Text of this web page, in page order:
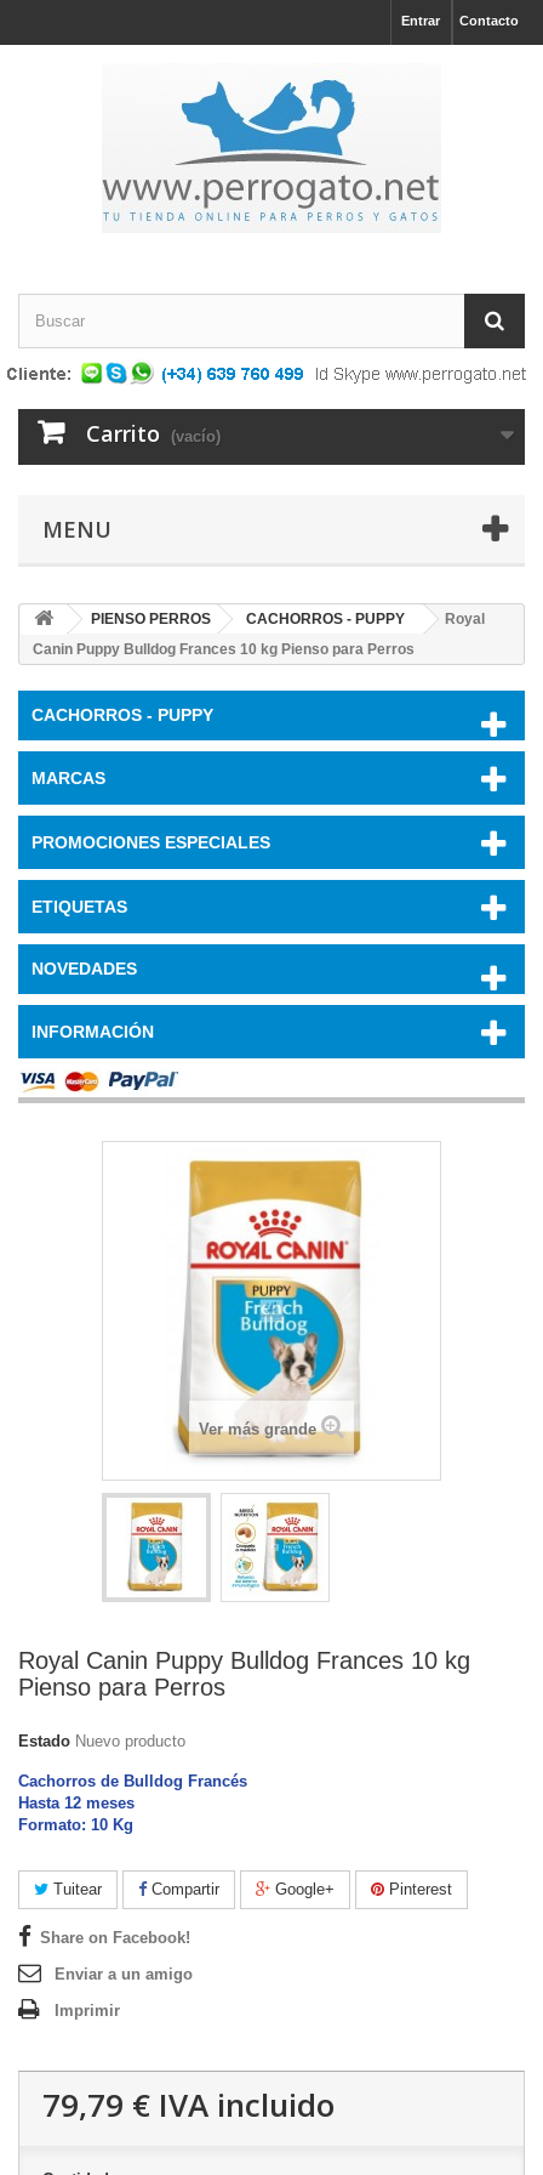
Contacto
Entrar
Carrito (vacío)
MENU
PIENSO PERROS CACHORROS - PUPPY
Royal
Canin Puppy Bulldog Frances 10 kg Pienso para Perros
CACHORROS - PUPPY
MARCAS
PROMOCIONES ESPECIALES
ETIQUETAS
NOVEDADES
INFORMACIÓN
Ver más grande
Royal Canin Puppy Bulldog Frances 10 kg
Pienso para Perros
Estado Nuevo producto
Cachorros de Bulldog Francés
Hasta 12 meses
Formato: 10 Kg
Tuitear Compartir Google+ Pinterest
Share on Facebook!
Enviar a un amigo
Imprimir
79,79 € IVA incluido